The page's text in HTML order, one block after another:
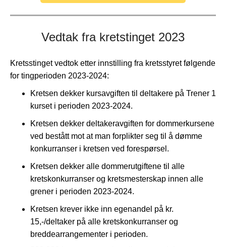
Vedtak fra kretstinget 2023
Kretsstinget vedtok etter innstilling fra kretsstyret følgende
for tingperioden 2023-2024:
Kretsen dekker kursavgiften til deltakere på Trener 1
kurset i perioden 2023-2024.
Kretsen dekker deltakeravgiften for dommerkursene
ved bestått mot at man forplikter seg til å dømme
konkurranser i kretsen ved forespørsel.
Kretsen dekker alle dommerutgiftene til alle
kretskonkurranser og kretsmesterskap innen alle
grener i perioden 2023-2024.
Kretsen krever ikke inn egenandel på kr.
15,-/deltaker på alle kretskonkurranser og
breddearrangementer i perioden.